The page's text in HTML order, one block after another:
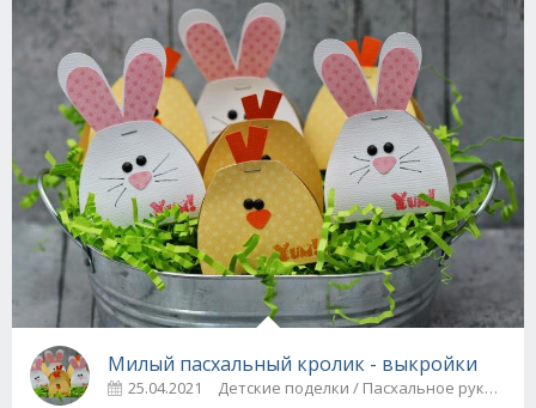
Милый пасхальный кролик - выкройки
25.04.2021 Детские поделки / Пасхальное